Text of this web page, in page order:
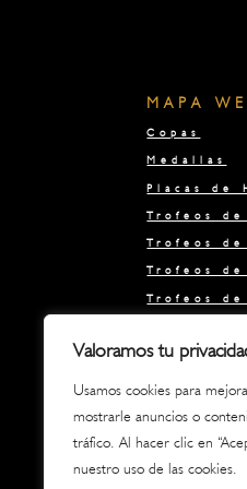
Valoramos tu
Usamos cookies para
mostrarle anuncios o
tráfico. Al hacer clic en
nuestro uso de las cookies.
MAPA
Copas
Medallas
Placas de
Trofeos
Trofeos
Trofeos de
Trofeos
Ofertas
Boda,